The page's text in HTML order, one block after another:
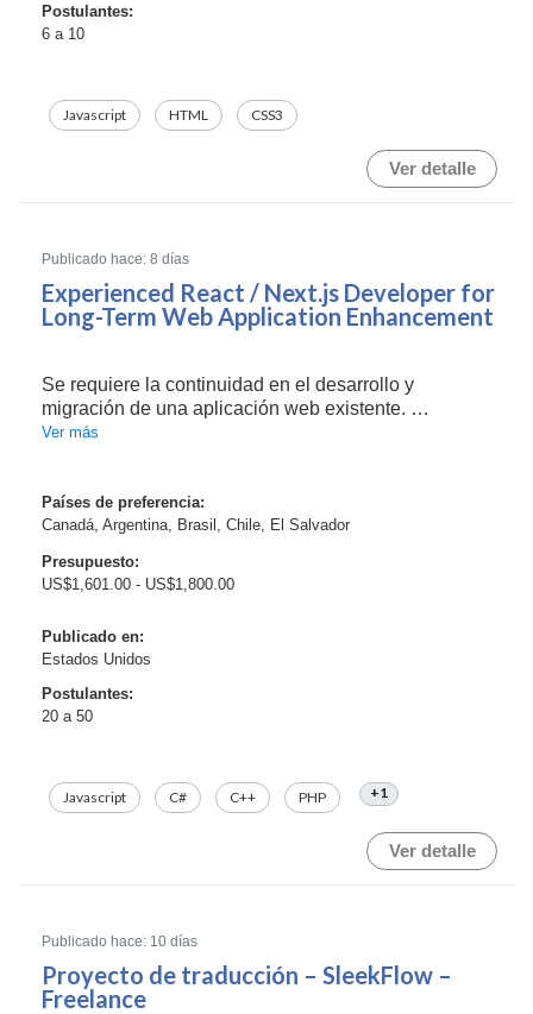
Postulantes:
6 a 10
Javascript HTML CSS3
Ver detalle
Publicado hace: 8 días
Experienced React / Next.js Developer for
Long-Term Web Application Enhancement
Se requiere la continuidad en el desarrollo y
migración de una aplicación web existente.
* Restauración de componentes UI omitidos.
* Solución de problemas de layout y diseño
responsive.
* Mejora de la experiencia de ...
Ver más
Países de preferencia:
Canadá, Argentina, Brasil, Chile, El Salvador
Presupuesto:
US$1,601.00 - US$1,800.00
Publicado en:
Estados Unidos
Postulantes:
20 a 50
Javascript C# C++ PHP +1
Ver detalle
Publicado hace: 10 días
Proyecto de traducción – SleekFlow –
Freelance